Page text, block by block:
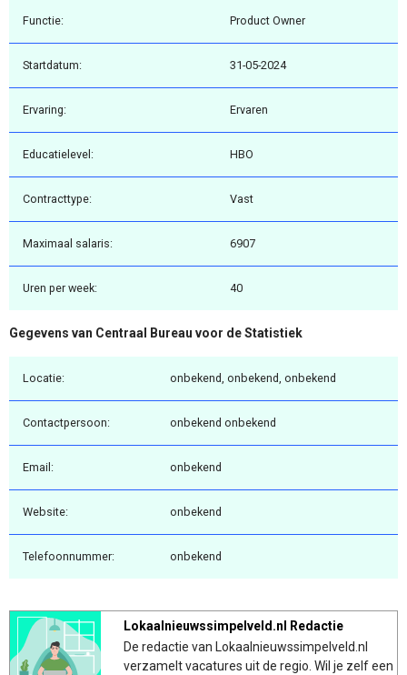
Functie: Product Owner
Startdatum: 31-05-2024
Ervaring: Ervaren
Educatielevel: HBO
Contracttype: Vast
Maximaal salaris: 6907
Uren per week: 40
Gegevens van Centraal Bureau voor de Statistiek
Locatie: onbekend, onbekend, onbekend
Contactpersoon: onbekend onbekend
Email: onbekend
Website: onbekend
Telefoonnummer: onbekend
Lokaalnieuwssimpelveld.nl Redactie
De redactie van Lokaalnieuwssimpelveld.nl
verzamelt vacatures uit de regio. Wil je zelf een